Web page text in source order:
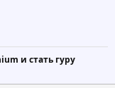
и стать гуру